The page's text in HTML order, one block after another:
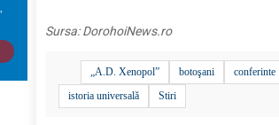
Sursa:DorohoiNews.ro
„A.D. Xenopol” botoşani conferinte
istoria universală
Stiri